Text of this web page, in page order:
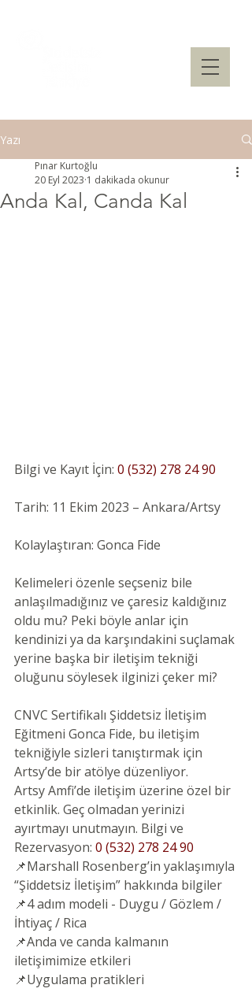
Yazı
Anda Kal, Canda Kal
Pınar Kurtoğlu
20 Eyl 2023 1 dakikada okunur
Bilgi ve Kayıt İçin: 0 (532) 278 24 90
Tarih: 11 Ekim 2023 – Ankara/Artsy
Kolaylaştıran: Gonca Fide
Kelimeleri özenle seçseniz bile
anlaşılmadığınız ve çaresiz kaldığınız
oldu mu? Peki böyle anlar için
kendinizi ya da karşındakini suçlamak
yerine başka bir iletişim tekniği
oluğunu söylesek ilginizi çeker mi?
CNVC Sertifikalı Şiddetsiz İletişim
Eğitmeni Gonca Fide, bu iletişim
tekniğiyle sizleri tanıştırmak için
Artsy’de bir atölye düzenliyor.
Artsy Amfi’de iletişim üzerine özel bir
etkinlik. Geç olmadan yerinizi
ayırtmayı unutmayın. Bilgi ve
Rezervasyon: 0 (532) 278 24 90
📌Marshall Rosenberg’in yaklaşımıyla
“Şiddetsiz İletişim” hakkında bilgiler
📌4 adım modeli - Duygu / Gözlem /
İhtiyaç / Rica
📌Anda ve canda kalmanın
iletişimimize etkileri
📌Uygulama pratikleri